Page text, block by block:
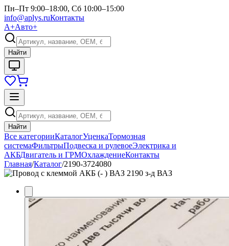
Пн–Пт 9:00–18:00, Сб 10:00–15:00
info@aplys.ruКонтакты
А+Авто+
Найти
Найти
Все категорииКаталогУценкаТормозная
системаФильтрыПодвеска и рулевоеЭлектрика и
АКБДвигатель и ГРМОхлаждениеКонтакты
Главная/Каталог/2190-3724080